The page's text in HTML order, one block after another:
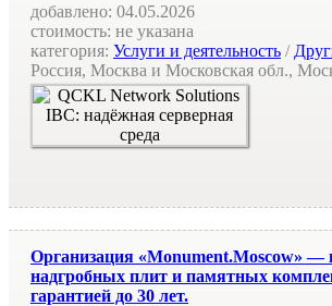
добавлено: 04.05.2026
стоимость: не указана
категория: Услуги и деятельность /
Россия, Москва и Московская обл.,
Организация «Monument.Moscow» —
надгробных плит и памятных
гарантией до 30 лет.